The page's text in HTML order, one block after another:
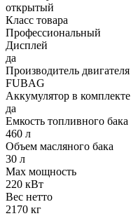
открытый
Класс товара
Профессиональный
Дисплей
да
Производитель двигателя
FUBAG
Аккумулятор в комплекте
да
Емкость топливного бака
460 л
Объем масляного бака
30 л
Max мощность
220 кВт
Вес нетто
2170 кг